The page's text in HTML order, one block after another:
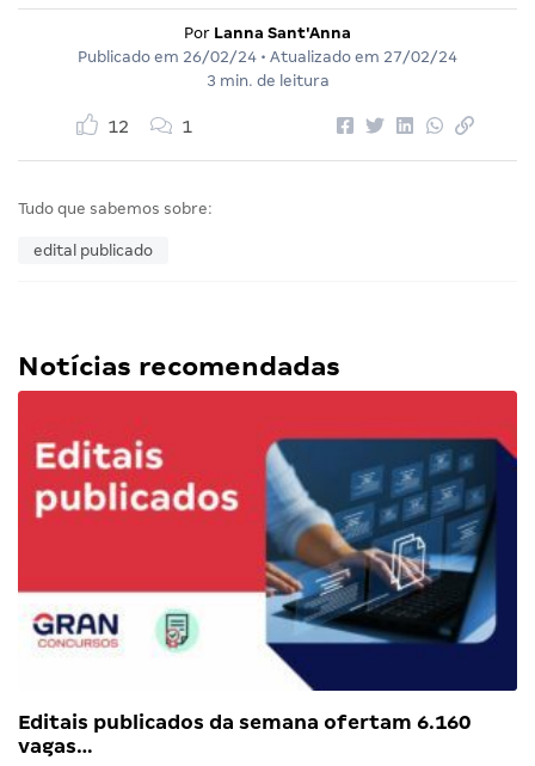
Por Lanna Sant'Anna
Publicado em 26/02/24 • Atualizado em 27/02/24
3 min. de leitura
12 1
Tudo que sabemos sobre:
edital publicado
Notícias recomendadas
Editais publicados da semana ofertam 6.160
vagas…